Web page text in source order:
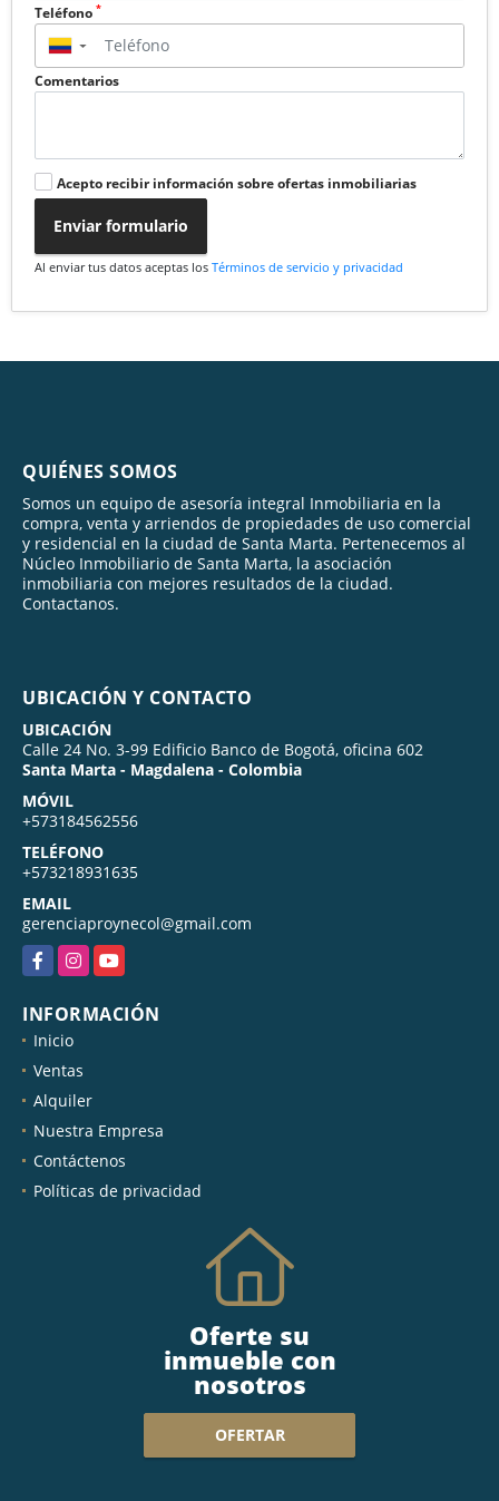
Teléfono *
▼
Comentarios
Acepto recibir información sobre ofertas inmobiliarias
Enviar formulario
Al enviar tus datos aceptas los Términos de servicio y privacidad
QUIÉNES SOMOS
Somos un equipo de asesoría integral Inmobiliaria en la
compra, venta y arriendos de propiedades de uso comercial
y residencial en la ciudad de Santa Marta. Pertenecemos al
Núcleo Inmobiliario de Santa Marta, la asociación
inmobiliaria con mejores resultados de la ciudad.
Contactanos.
UBICACIÓN Y CONTACTO
UBICACIÓN
Calle 24 No. 3-99 Edificio Banco de Bogotá, oficina 602
Santa Marta - Magdalena - Colombia
MÓVIL
+573184562556
TELÉFONO
+573218931635
EMAIL
gerenciaproynecol@gmail.com
FacebookInstagramYouTube
INFORMACIÓN
Inicio
Ventas
Alquiler
Nuestra Empresa
Contáctenos
Políticas de privacidad
Oferte su
inmueble con
nosotros
OFERTAR